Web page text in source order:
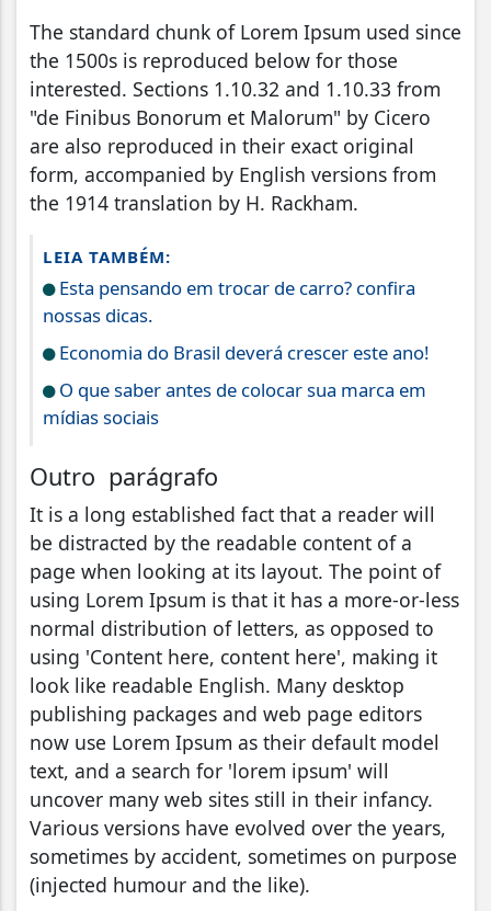
The standard chunk of Lorem Ipsum used since
the 1500s is reproduced below for those
interested. Sections 1.10.32 and 1.10.33 from
"de Finibus Bonorum et Malorum" by Cicero
are also reproduced in their exact original
form, accompanied by English versions from
the 1914 translation by H. Rackham.
LEIA TAMBÉM:
Esta pensando em trocar de carro? confira
nossas dicas.
Economia do Brasil deverá crescer este ano!
O que saber antes de colocar sua marca em
mídias sociais
Outro parágrafo
It is a long established fact that a reader will
be distracted by the readable content of a
page when looking at its layout. The point of
using Lorem Ipsum is that it has a more-or-less
normal distribution of letters, as opposed to
using 'Content here, content here', making it
look like readable English. Many desktop
publishing packages and web page editors
now use Lorem Ipsum as their default model
text, and a search for 'lorem ipsum' will
uncover many web sites still in their infancy.
Various versions have evolved over the years,
sometimes by accident, sometimes on purpose
(injected humour and the like).